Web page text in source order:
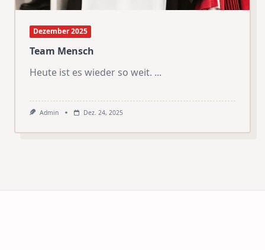
Dezember 2025
Team Mensch
Heute ist es wieder so weit. ...
Admin Dez. 24, 2025